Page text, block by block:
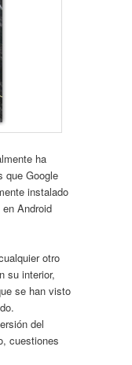
ha
que Google
instalado
en Android
otro
su interior,
se han visto
del
cuestiones